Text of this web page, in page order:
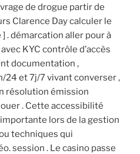
de drogue partir de
Clarence Day calculer le
. démarcation aller pour à
KYC contrôle d’accès
documentation ,
24 et 7j/7 vivant converser ,
résolution émission
. Cette accessibilité
lors de la gestion
techniques qui
session . Le casino passe